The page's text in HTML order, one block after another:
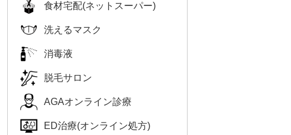
食材宅配(ネットスーパー)
洗えるマスク
消毒液
脱毛サロン
AGAオンライン診療
ED治療(オンライン処方)